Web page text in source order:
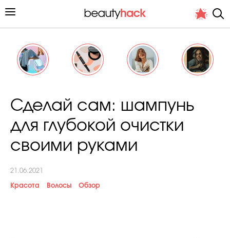
Личный опыт
Сделай сам: шампунь
для глубокой очистки
своими руками
21.06.2021
Красота Волосы Обзор